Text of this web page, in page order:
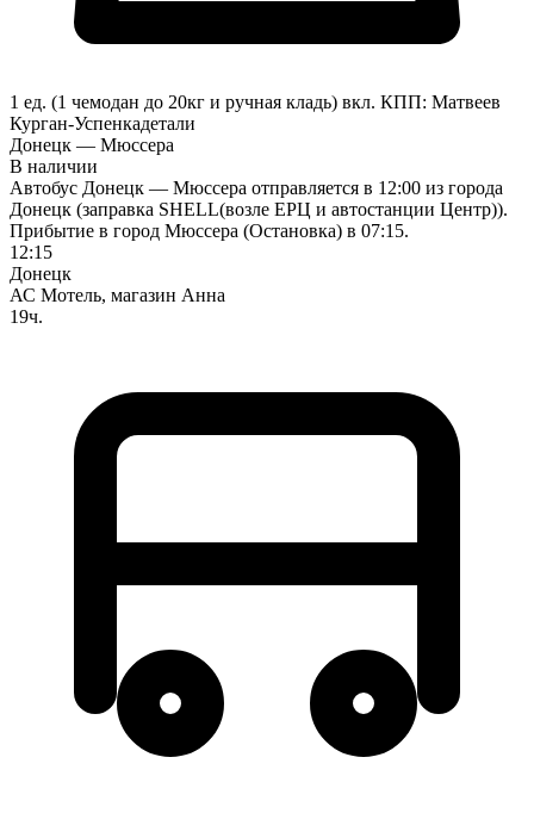
1 ед. (1 чемодан до 20кг и ручная кладь) вкл. КПП: Матвеев
Курган-Успенкадетали
Донецк — Мюссера
В наличии
Автобус Донецк — Мюссера отправляется в 12:00 из города
Донецк (заправка SHELL(возле ЕРЦ и автостанции Центр)).
Прибытие в город Мюссера (Остановка) в 07:15.
12:15
Донецк
АС Мотель, магазин Анна
19ч.